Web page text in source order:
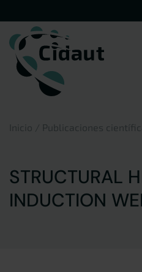
al
contenido
Inicio Publicaciones
STRUCTURAL
INDUCTION